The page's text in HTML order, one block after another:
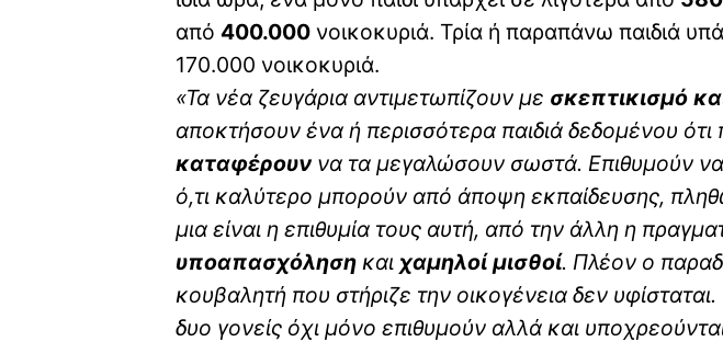
από 400.000 νοικοκυριά. Τρία ή παραπάνω παιδιά
170.000 νοικοκυριά.
«Τα νέα ζευγάρια αντιμετωπίζουν με σκεπτικισμό
αποκτήσουν ένα ή περισσότερα παιδιά δεδομένου ότι
καταφέρουν να τα μεγαλώσουν σωστά. Επιθυμούν
ό,τι καλύτερο μπορούν από άποψη εκπαίδευσης,
μια είναι η επιθυμία τους αυτή, από την άλλη η
υποαπασχόληση και χαμηλοί μισθοί. Πλέον ο
κουβαλητή που στήριζε την οικογένεια δεν υφίσταται.
δυο γονείς όχι μόνο επιθυμούν αλλά και